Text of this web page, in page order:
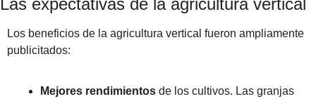
Los beneficios de la agricultura vertical fueron ampliamente
publicitados:
Mejores rendimientos de los cultivos. Las granjas